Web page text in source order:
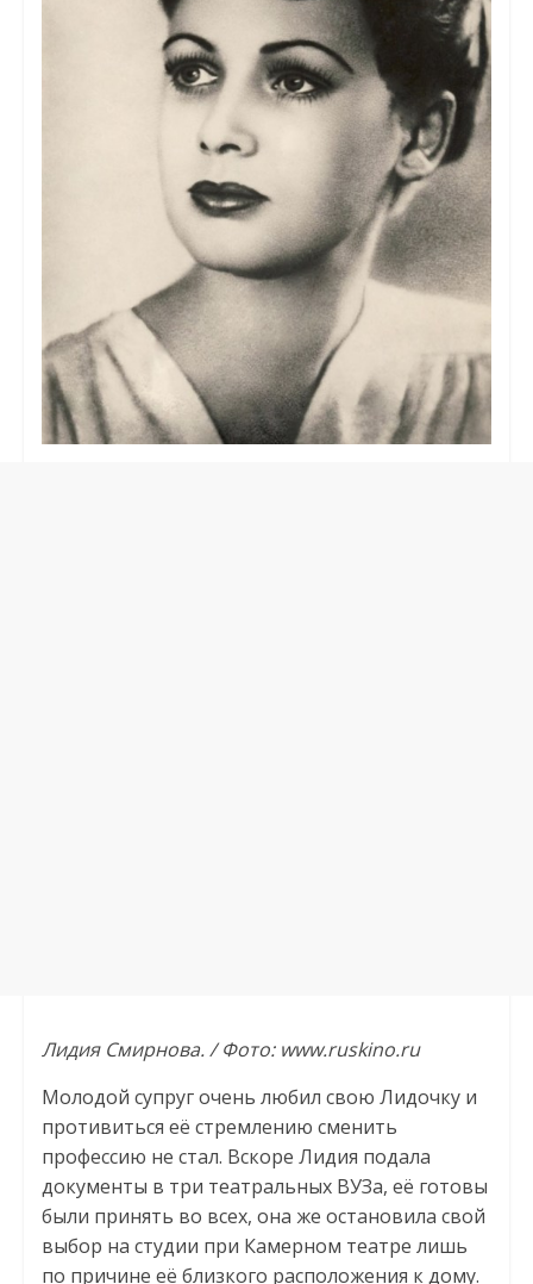
Лидия Смирнова. / Фото: www.ruskino.ru
Молодой супруг очень любил свою Лидочку и
противиться её стремлению сменить
профессию не стал. Вскоре Лидия подала
документы в три театральных ВУЗа, её готовы
были принять во всех, она же остановила свой
выбор на студии при Камерном театре лишь
по причине её близкого расположения к дому.